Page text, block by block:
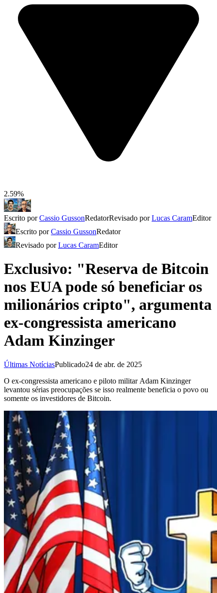
2.59%
Escrito porCassio GussonRedatorRevisado porLucas CaramEditor
Escrito porCassio GussonRedator
Revisado porLucas CaramEditor
Exclusivo: "Reserva de Bitcoin
nos EUA pode só beneficiar os
milionários cripto", argumenta
ex-congressista americano
Adam Kinzinger
Últimas NotíciasPublicado24 de abr. de 2025
O ex-congressista americano e piloto militar Adam Kinzinger
levantou sérias preocupações se isso realmente beneficia o povo ou
somente os investidores de Bitcoin.